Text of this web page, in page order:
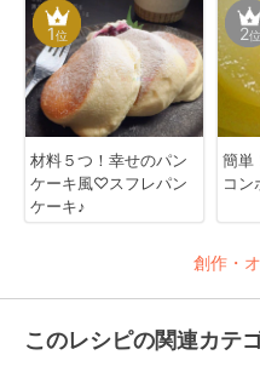
1位
材料５つ！幸せのパン
ケーキ風♡スフレパン
ケーキ♪
2位
簡単
コン
創作・
このレシピの関連カテ